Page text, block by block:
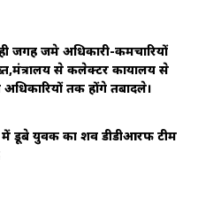
जगह जमे अधिकारी-कर्मचारियों
से कलेक्टर कार्यालय से
तक होंगे तबादले।
में डूबे युवक का शव डीडीआरफ टीम